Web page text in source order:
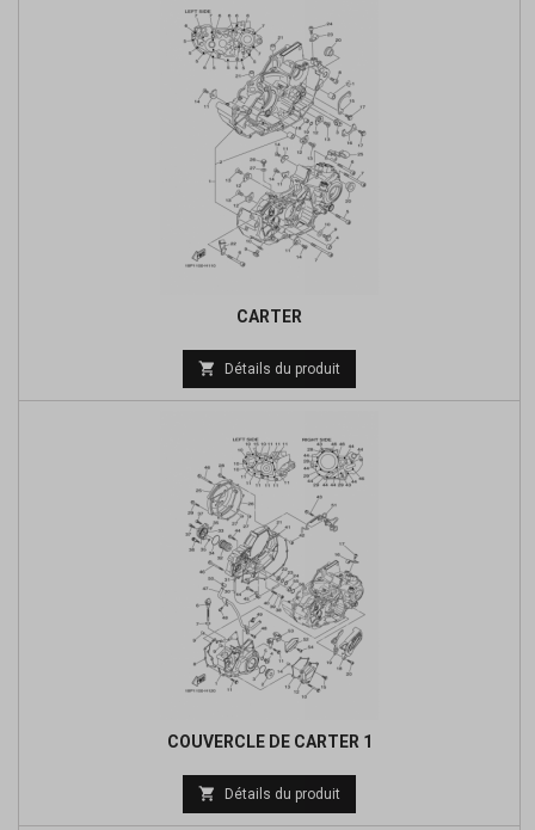
CARTER
Prix
de
 Détails du produit
COUVERCLE DE CARTER 1
Prix
de
 Détails du produit